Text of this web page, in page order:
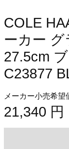
COLE
ーカー
27.5cm
C23877
メーカー小売希望
21,340 円